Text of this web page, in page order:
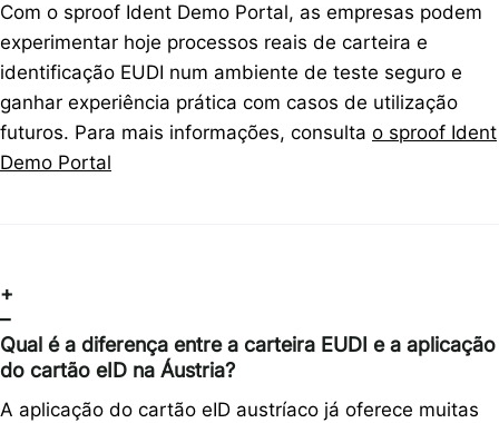
Com o sproof Ident Demo Portal, as empresas podem
experimentar hoje processos reais de carteira e
identificação EUDI num ambiente de teste seguro e
ganhar experiência prática com casos de utilização
futuros. Para mais informações, consulta o sproof Ident
Demo Portal
+
–
Qual é a diferença entre a carteira EUDI e a aplicação
do cartão eID na Áustria?
A aplicação do cartão eID austríaco já oferece muitas